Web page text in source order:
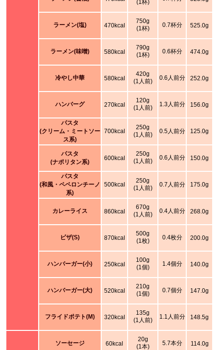
(1杯)
ラーメン(塩) 470kcal
750g
(1杯)
0.7杯分 525.0g
ラーメン(味噌) 580kcal
790g
(1杯)
0.6杯分 474.0g
冷やし中華 580kcal
420g
(1人前)
0.6人前分 252.0g
ハンバーグ 270kcal
120g
(1人前)
1.3人前分 156.0g
パスタ
(クリーム・ミートソー
ス系)
700kcal
250g
(1人前)
0.5人前分 125.0g
パスタ
(ナポリタン系)
600kcal
250g
(1人前)
0.6人前分 150.0g
パスタ
(和風・ペペロンチーノ
系)
500kcal
250g
(1人前)
0.7人前分 175.0g
カレーライス 860kcal
670g
(1人前)
0.4人前分 268.0g
ピザ(S) 870kcal
500g
(1枚)
0.4枚分 200.0g
ハンバーガー(小) 250kcal
100g
(1個)
1.4個分 140.0g
ハンバーガー(大) 520kcal
210g
(1個)
0.7個分 147.0g
フライドポテト(M) 320kcal
135g
(1人前)
1.1人前分 148.5g
ソーセージ 60kcal
20g
(1本)
5.7本分 114.0g